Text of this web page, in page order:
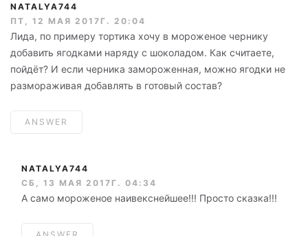
NATALYA744
ПТ, 12 МАЯ 2017Г. 20:04
Лида, по примеру тортика хочу в мороженое чернику
добавить ягодками наряду с шоколадом. Как считаете,
пойдёт? И если черника замороженная, можно ягодки не
размораживая добавлять в готовый состав?
ANSWER
NATALYA744
СБ, 13 МАЯ 2017Г. 04:34
А само мороженое наивекснейшее!!! Просто сказка!!!